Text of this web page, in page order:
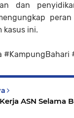
dan
kasus ini.
#KampungBahari
ASN Selama